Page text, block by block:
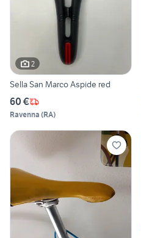
2
Sella San Marco Aspide red
60 €
Ravenna (RA)